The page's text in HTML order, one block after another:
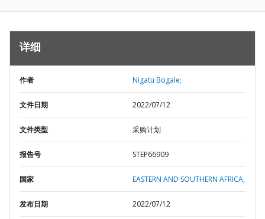
详细
作者 Nigatu Bogale;
文件日期 2022/07/12
文件类型 采购计划
报告号 STEP66909
国家 EASTERN AND SOUTHERN AFRICA,
发布日期 2022/07/12